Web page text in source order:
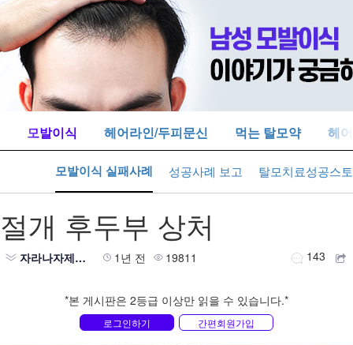
모발이식 헤어라인/두피문신 먹는 탈모약 헤
모발이식 실패사례 성공사례 보고 탈모치료성공스
절개 후두부 상처
자라나자제발제발 1년 전 19811 143
*본 게시판은 2등급 이상만 읽을 수 있습니다.*
로그인하기 간편회원가입